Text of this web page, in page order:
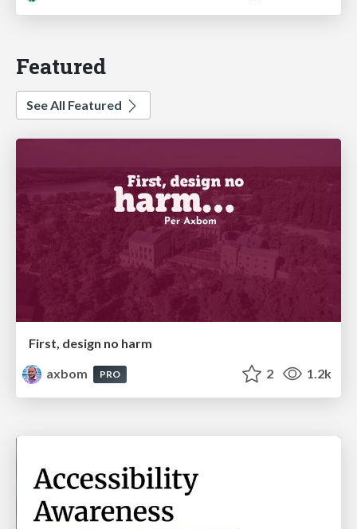
Featured
See All Featured
First, design no harm
axbom
PRO 2 1.2k